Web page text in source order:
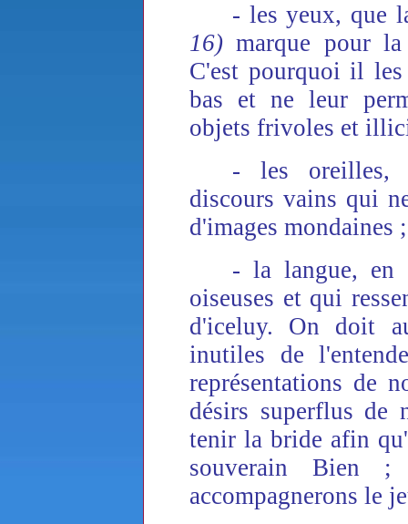
- les yeux, que
16) marque pour
C'est pourquoi il
bas et ne leur
objets frivoles et
- les oreilles,
discours vains qui
d'images mondaines ;
- la langue, en
oiseuses et qui
d'iceluy. On doit
inutiles de
représentations de
désirs superflus de
tenir la bride afin
souverain Bien
accompagnerons le